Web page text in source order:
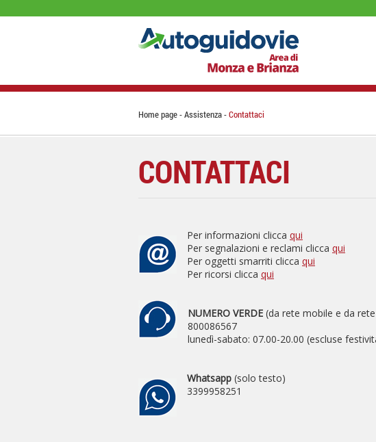
Home page Assistenza Contattaci
CONTATTACI
Per informazioni clicca qui
Per segnalazioni e reclami clicca qui
Per oggetti smarriti clicca qui
Per ricorsi clicca qui
NUMERO VERDE (da rete mobile e da
800086567
lunedì-sabato: 07.00-20.00 (escluse
Whatsapp (solo testo)
3399958251